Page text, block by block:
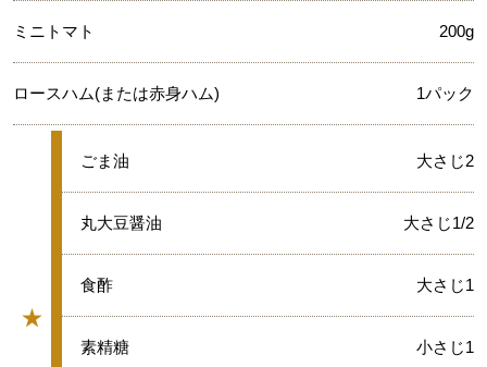
ミニトマト 200g
ロースハム(または赤身ハム) 1パック
★
グループ
★
ごま油 大さじ2
★
丸大豆醤油 大さじ1/2
★
食酢 大さじ1
★
素精糖 小さじ1